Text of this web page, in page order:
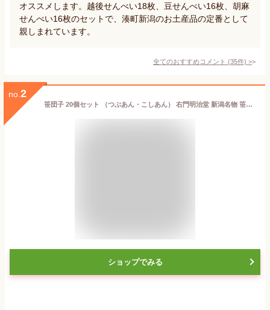
オススメします。越後せんべい18枚、豆せんべい16枚、胡麻
せんべい16枚のセットで、湊町新潟のお土産品の定番として
親しまれています。
全てのおすすめコメント (35件) >
no. 2
笹団子 20個セット （つぶあん・こしあん） 右門明治堂 新潟名物 笹だんご ささだんご 長岡市 秘密のケンミンショー 新潟県 生産者直送 お取り寄せ ギフト プレゼント 贈り物 送料無料
ショップでみる